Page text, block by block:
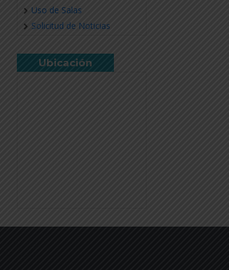
Uso de Salas
Solicitud de Noticias
Ubicación